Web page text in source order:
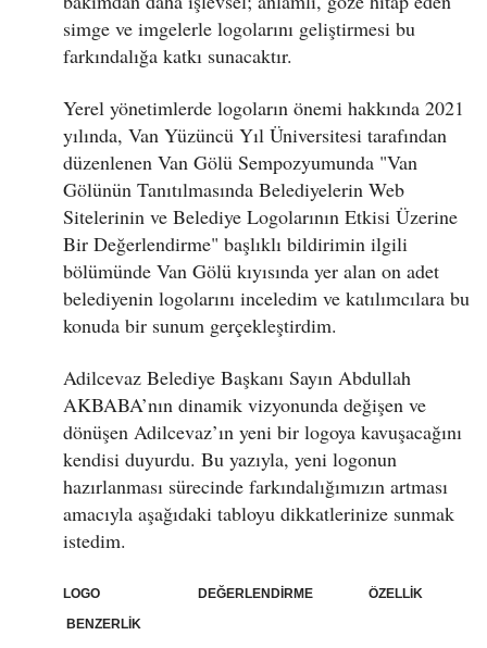
simge ve imgelerle logolarını geliştirmesi bu
farkındalığa katkı sunacaktır.
Yerel yönetimlerde logoların önemi hakkında 2021
yılında, Van Yüzüncü Yıl Üniversitesi tarafından
düzenlenen Van Gölü Sempozyumunda "Van
Gölünün Tanıtılmasında Belediyelerin Web
Sitelerinin ve Belediye Logolarının Etkisi Üzerine
Bir Değerlendirme" başlıklı bildirimin ilgili
bölümünde Van Gölü kıyısında yer alan on adet
belediyenin logolarını inceledim ve katılımcılara bu
konuda bir sunum gerçekleştirdim.
Adilcevaz Belediye Başkanı Sayın Abdullah
AKBABA’nın dinamik vizyonunda değişen ve
dönüşen Adilcevaz’ın yeni bir logoya kavuşacağını
kendisi duyurdu. Bu yazıyla, yeni logonun
hazırlanması sürecinde farkındalığımızın artması
amacıyla aşağıdaki tabloyu dikkatlerinize sunmak
istedim.
LOGO DEĞERLENDİRME ÖZELLİK
BENZERLİK